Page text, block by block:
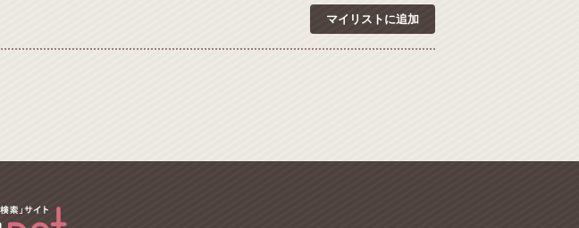
マイリストに追加